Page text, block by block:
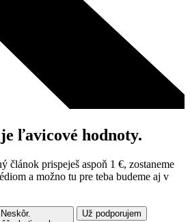
ľavicové hodnoty.
článok prispeješ aspoň 1 €, zostaneme
a možno tu pre teba budeme aj v
Neskôr.
Už podporujem